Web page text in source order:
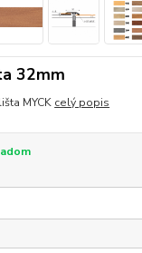
32mm
MYCK celý popis